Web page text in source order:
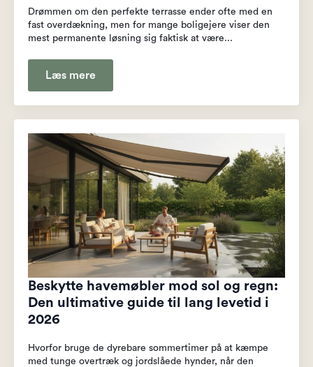
Drømmen om den perfekte terrasse ender ofte med en
fast overdækning, men for mange boligejere viser den
mest permanente løsning sig faktisk at være...
Læs mere
Beskytte havemøbler mod sol og regn:
Den ultimative guide til lang levetid i
2026
Hvorfor bruge de dyrebare sommertimer på at kæmpe
med tunge overtræk og jordslåede hynder, når den